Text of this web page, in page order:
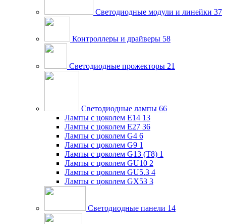
Светодиодные модули и линейки 37
Контроллеры и драйверы 58
Светодиодные прожекторы 21
Светодиодные лампы 66
Лампы с цоколем E14 13
Лампы с цоколем E27 36
Лампы с цоколем G4 6
Лампы с цоколем G9 1
Лампы с цоколем G13 (Т8) 1
Лампы с цоколем GU10 2
Лампы с цоколем GU5.3 4
Лампы с цоколем GX53 3
Светодиодные панели 14